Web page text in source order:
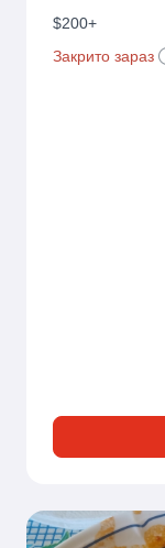
$200+
Закрито зараз